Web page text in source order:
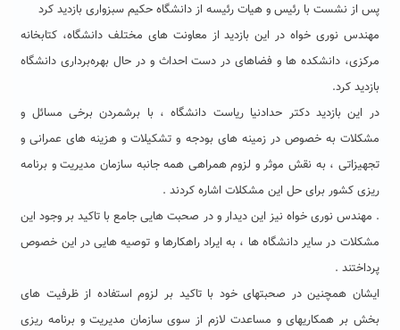
پس از نشست با رئیس و هیات رئیسه از دانشگاه حکیم سبزواری بازدید کرد
مهندس نوری خواه در این بازدید از معاونت های مختلف دانشگاه، کتابخانه
مرکزی، دانشکده ها و فضاهای در دست احداث و در حال بهره‌برداری دانشگاه
بازدید کرد.
در این بازدید دکتر حدادنیا ریاست دانشگاه ، با برشمردن برخی مسائل و
مشکلات به خصوص در زمینه های بودجه و تشکیلات و هزینه های عمرانی و
تجهیزاتی ، به نقش موثر و لزوم همراهی همه جانبه سازمان مدیریت و برنامه
ریزی کشور برای حل این مشکلات اشاره کردند .
. مهندس نوری خواه نیز این دیدار و در صحبت هایی جامع با تاکید بر وجود این
مشکلات در سایر دانشگاه ها ، به ایراد راهکارها و توصیه هایی در این خصوص
پرداختند .
ایشان همچنین در صحبتهای خود با تاکید بر لزوم استفاده از ظرفیت های
بخش بر همکاریهای و مساعدت لازم از سوی سازمان مدیریت و برنامه ریزی